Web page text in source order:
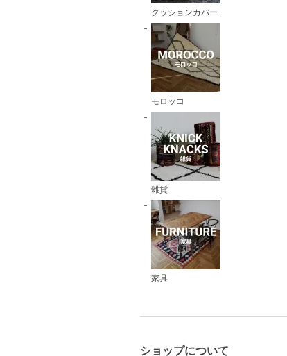
クッションカバー
モロッコ
雑貨
家具
ショップについて